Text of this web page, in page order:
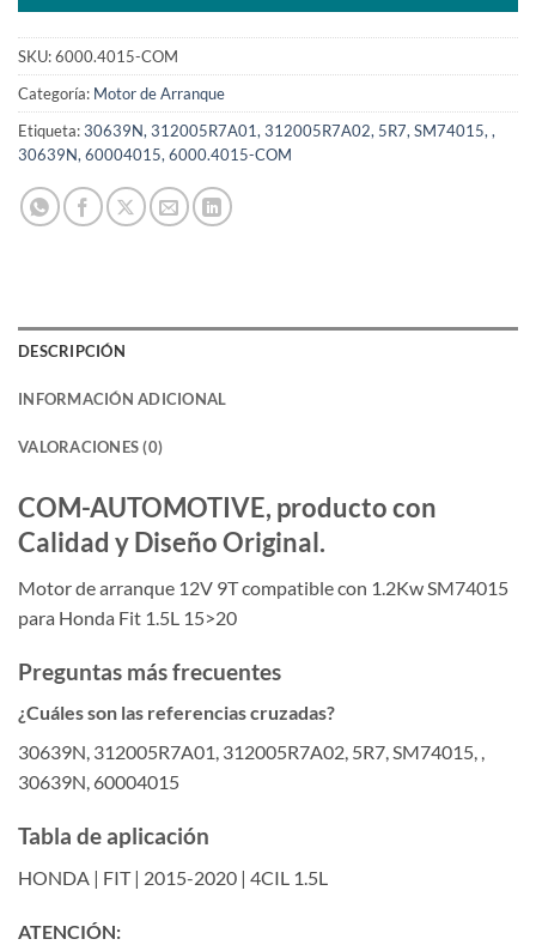
SKU:6000.4015-COM
Categoría: Motor de Arranque
Etiqueta:30639N, 312005R7A01, 312005R7A02, 5R7, SM74015, ,
30639N, 60004015, 6000.4015-COM
DESCRIPCIÓN
INFORMACIÓN ADICIONAL
VALORACIONES (0)
COM-AUTOMOTIVE, producto con
Calidad y Diseño Original.
Motor de arranque 12V 9T compatible con 1.2Kw SM74015
para Honda Fit 1.5L 15>20
Preguntas más frecuentes
¿Cuáles son las referencias cruzadas?
30639N, 312005R7A01, 312005R7A02, 5R7, SM74015, ,
30639N, 60004015
Tabla de aplicación
HONDA | FIT | 2015-2020 | 4CIL 1.5L
ATENCIÓN: